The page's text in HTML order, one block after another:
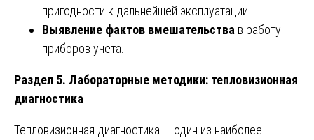
пригодности к дальнейшей эксплуатации.
Выявление фактов вмешательства в работу
приборов учета.
Раздел 5. Лабораторные методики: тепловизионная
диагностика
Тепловизионная диагностика — один из наиболее